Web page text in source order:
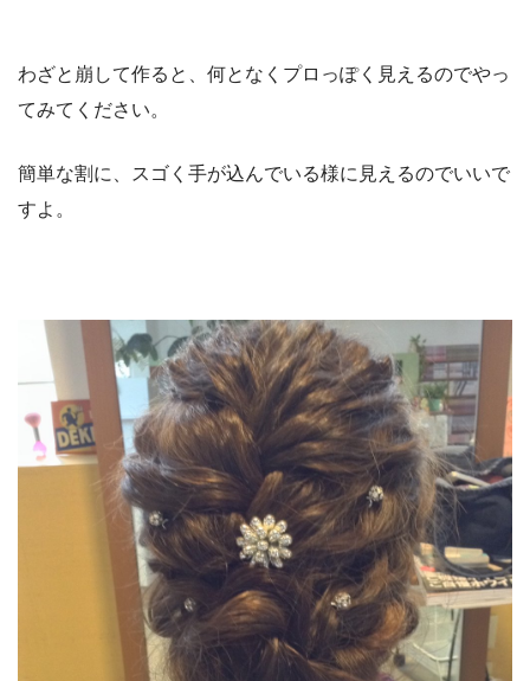
わざと崩して作ると、何となくプロっぽく見えるのでやっ
てみてください。
簡単な割に、スゴく手が込んでいる様に見えるのでいいで
すよ。